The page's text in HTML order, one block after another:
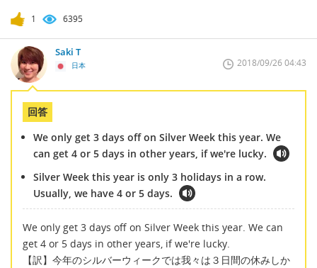
1 6395
Saki T
日本 2018/09/26 04:43
回答
We only get 3 days off on Silver Week this year. We
can get 4 or 5 days in other years, if we're lucky.
Silver Week this year is only 3 holidays in a row.
Usually, we have 4 or 5 days.
We only get 3 days off on Silver Week this year. We can
get 4 or 5 days in other years, if we're lucky.
【訳】今年のシルバーウィークでは我々は３日間の休みしか